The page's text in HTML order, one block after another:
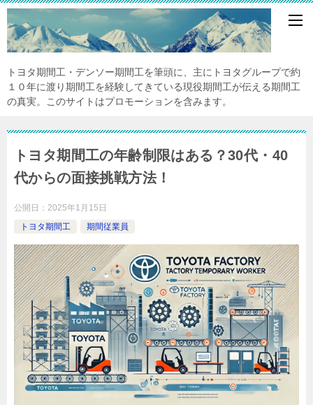
トヨタ期間工・デンソー期間工を筆頭に、主にトヨタグループで約
１０年に渡り期間工を経験してきている現役期間工が伝える期間工
の真実。このサイトはプロモーションを含みます。
トヨタ期間工の年齢制限はある？30代・40
代からの面接挑戦方法！
公開日： 2025年1月15日
トヨタ期間工
期間従業員